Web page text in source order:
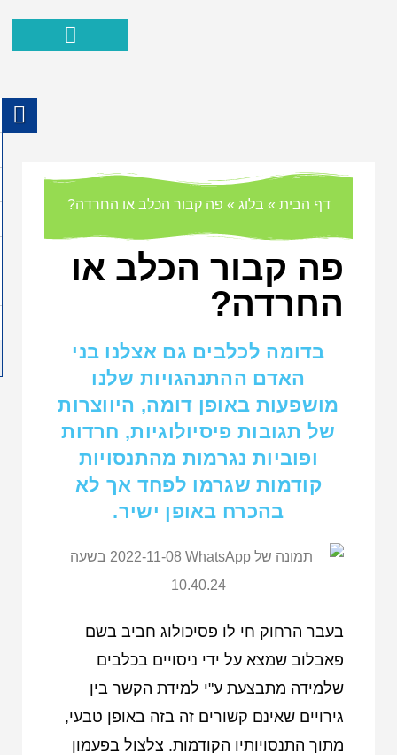
דף הבית » בלוג » פה קבור הכלב או החרדה?
פה קבור הכלב או
החרדה?
בדומה לכלבים גם אצלנו בני
האדם ההתנהגויות שלנו
מושפעות באופן דומה, היווצרות
של תגובות פיסיולוגיות, חרדות
ופוביות נגרמות מהתנסויות
קודמות שגרמו לפחד אך לא
בהכרח באופן ישיר.
בעבר הרחוק חי לו פסיכולוג חביב בשם
פאבלוב שמצא על ידי ניסויים בכלבים
שלמידה מתבצעת ע"י למידת הקשר בין
גירויים שאינם קשורים זה בזה באופן טבעי,
מתוך התנסויותיו הקודמות. צלצול בפעמון